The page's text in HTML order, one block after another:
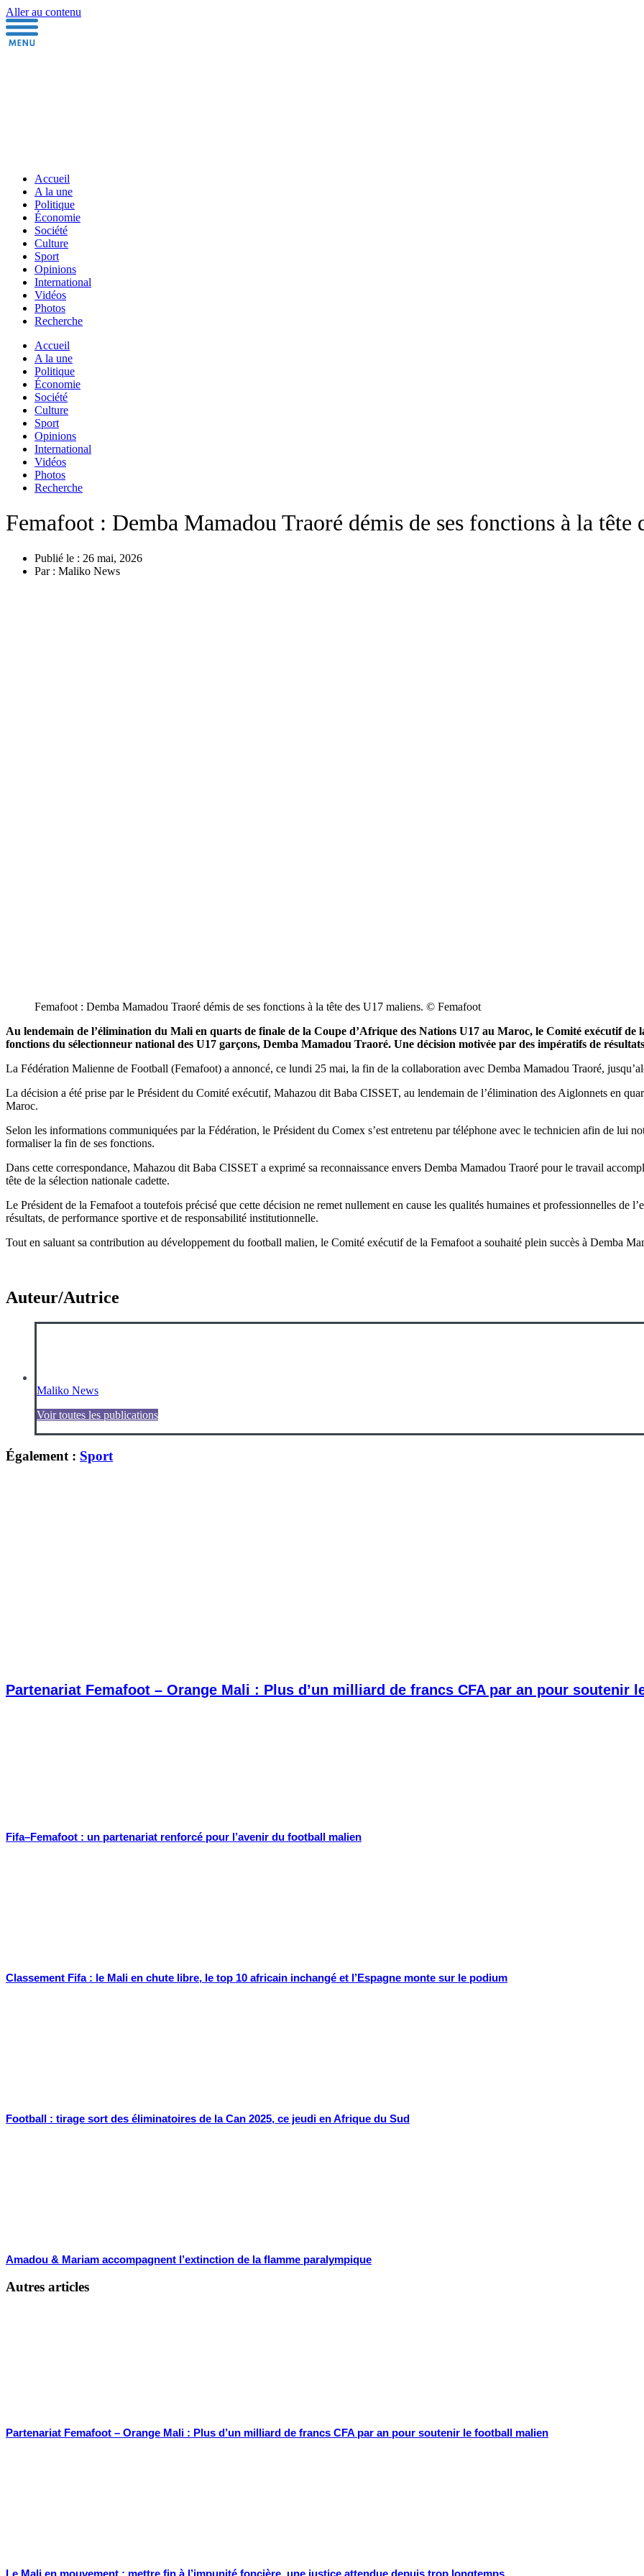
Aller au contenu
Accueil
A la une
Politique
Économie
Société
Culture
Sport
Opinions
International
Vidéos
Photos
Recherche
Accueil
A la une
Politique
Économie
Société
Culture
Sport
Opinions
International
Vidéos
Photos
Recherche
Femafoot : Demba Mamadou Traoré démis de ses fonctions à la tête
Publié le : 26 mai, 2026
Par : Maliko News
Femafoot : Demba Mamadou Traoré démis de ses fonctions à la tête des U17 maliens. © Femafoot
Au lendemain de l’élimination du Mali en quarts de finale de la Coupe d’Afrique des Nations U17 au Maroc, le Comité exécutif
fonctions du sélectionneur national des U17 garçons, Demba Mamadou Traoré. Une décision motivée par des impératifs de
La Fédération Malienne de Football (Femafoot) a annoncé, ce lundi 25 mai, la fin de la collaboration avec Demba Mamadou Traoré,
La décision a été prise par le Président du Comité exécutif, Mahazou dit Baba CISSET, au lendemain de l’élimination des Aiglonnets en
Maroc.
Selon les informations communiquées par la Fédération, le Président du Comex s’est entretenu par téléphone avec le technicien afin de lui
formaliser la fin de ses fonctions.
Dans cette correspondance, Mahazou dit Baba CISSET a exprimé sa reconnaissance envers Demba Mamadou Traoré pour le travail
tête de la sélection nationale cadette.
Le Président de la Femafoot a toutefois précisé que cette décision ne remet nullement en cause les qualités humaines et professionnelles de
résultats, de performance sportive et de responsabilité institutionnelle.
Tout en saluant sa contribution au développement du football malien, le Comité exécutif de la Femafoot a souhaité plein succès à Demba
Auteur/Autrice
Maliko News
Voir toutes les publications
Également : Sport
Partenariat Femafoot – Orange Mali : Plus d’un milliard de francs CFA par an pour soutenir
Fifa–Femafoot : un partenariat renforcé pour l’avenir du football malien
Classement Fifa : le Mali en chute libre, le top 10 africain inchangé et l’Espagne monte sur le podium
Football : tirage sort des éliminatoires de la Can 2025, ce jeudi en Afrique du Sud
Amadou & Mariam accompagnent l’extinction de la flamme paralympique
Autres articles
Partenariat Femafoot – Orange Mali : Plus d’un milliard de francs CFA par an pour soutenir le football malien
Le Mali en mouvement : mettre fin à l’impunité foncière, une justice attendue depuis trop longtemps